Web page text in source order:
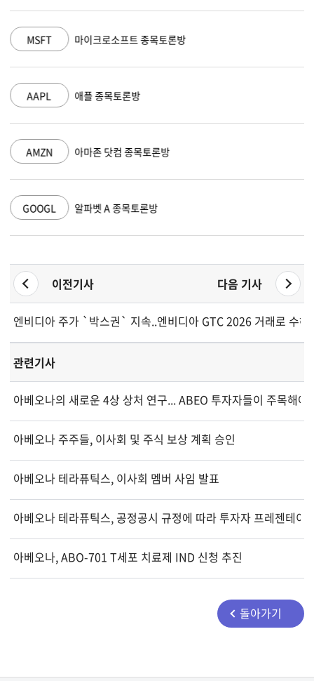
MSFT 마이크로소프트 종목토론방
AAPL 애플 종목토론방
AMZN 아마존 닷컴 종목토론방
GOOGL 알파벳 A 종목토론방
이전기사 다음 기사
엔비디아 주가 `박스권` 지속... GTC 2026이 돌파구 될까? 웰스
엔비디아 GTC 2026 거래로 수
관련기사
아베오나의 새로운 4상 상처 연구... ABEO 투자자들이 주목해야
아베오나 주주들, 이사회 및 주식 보상 계획 승인
아베오나 테라퓨틱스, 이사회 멤버 사임 발표
아베오나 테라퓨틱스, 공정공시 규정에 따라 투자자 프레젠테이
아베오나, ABO-701 T세포 치료제 IND 신청 추진
돌아가기